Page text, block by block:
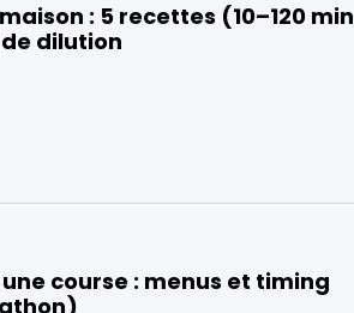
: 5 recettes (10–120 min
dilution
course : menus et timing